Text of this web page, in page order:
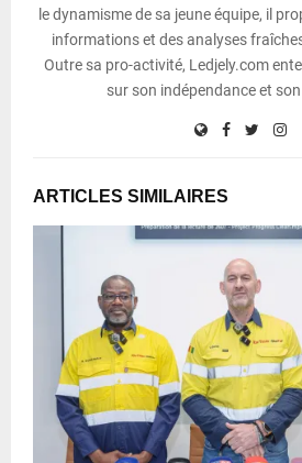
le dynamisme de sa jeune équipe, il
informations et des analyses
Outre sa pro-activité, Ledjely.com
sur son indépendance et
ARTICLES SIMILAIRES